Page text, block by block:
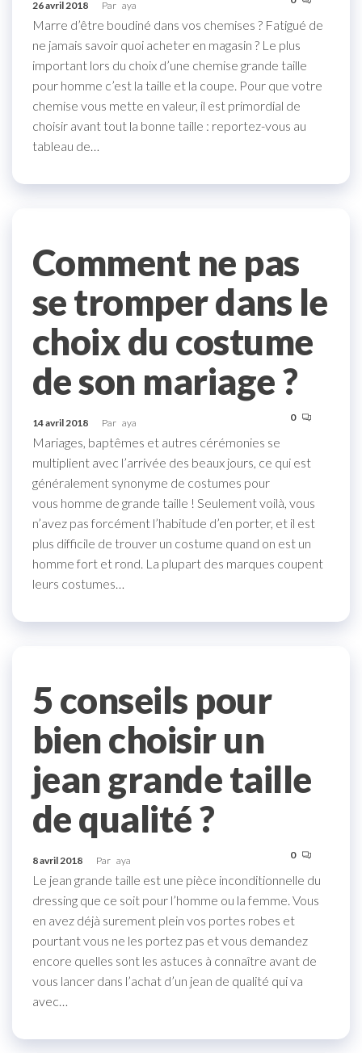
26 avril 2018 Par aya
Marre d’être boudiné dans vos chemises ? Fatigué de
ne jamais savoir quoi acheter en magasin ? Le plus
important lors du choix d’une chemise grande taille
pour homme c’est la taille et la coupe. Pour que votre
chemise vous mette en valeur, il est primordial de
choisir avant tout la bonne taille : reportez-vous au
tableau de…
Comment ne pas
se tromper dans le
choix du costume
de son mariage ?
14 avril 2018 Par aya 0
Mariages, baptêmes et autres cérémonies se
multiplient avec l’arrivée des beaux jours, ce qui est
généralement synonyme de costumes pour
vous homme de grande taille ! Seulement voilà, vous
n’avez pas forcément l’habitude d’en porter, et il est
plus difficile de trouver un costume quand on est un
homme fort et rond. La plupart des marques coupent
leurs costumes…
5 conseils pour
bien choisir un
jean grande taille
de qualité ?
8 avril 2018 Par aya 0
Le jean grande taille est une pièce inconditionnelle du
dressing que ce soit pour l’homme ou la femme. Vous
en avez déjà surement plein vos portes robes et
pourtant vous ne les portez pas et vous demandez
encore quelles sont les astuces à connaître avant de
vous lancer dans l’achat d’un jean de qualité qui va
avec…